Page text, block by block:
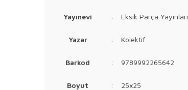
Yayınevi : Eksik Parça Yayınları
Yazar : Kolektif
Barkod : 9789992265642
Boyut : 25x25